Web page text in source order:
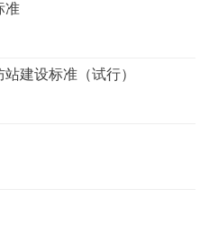
准
建设标准（试行）